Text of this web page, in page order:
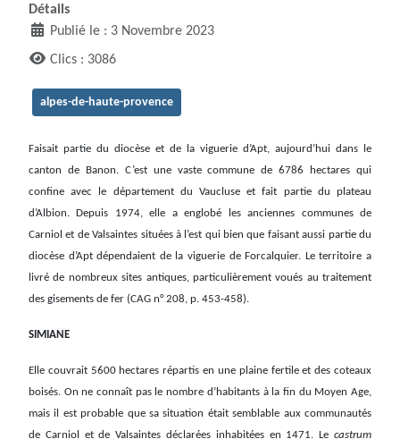
Détails
Publié le : 3 Novembre 2023
Clics : 3086
alpes-de-haute-provence
Faisait partie du diocèse et de la viguerie d’Apt, aujourd’hui dans le
canton de Banon. C’est une vaste commune de 6786 hectares qui
confine avec le département du Vaucluse et fait partie du plateau
d’Albion. Depuis 1974, elle a englobé les anciennes communes de
Carniol et de Valsaintes situées à l’est qui bien que faisant aussi partie du
diocèse d’Apt dépendaient de la viguerie de Forcalquier. Le territoire a
livré de nombreux sites antiques, particulièrement voués au traitement
des gisements de fer (CAG n° 208, p. 453-458).
SIMIANE
Elle couvrait 5600 hectares répartis en une plaine fertile et des coteaux
boisés. On ne connaît pas le nombre d’habitants à la fin du Moyen Age,
mais il est probable que sa situation était semblable aux communautés
de Carniol et de Valsaintes déclarées inhabitées en 1471. Le castrum